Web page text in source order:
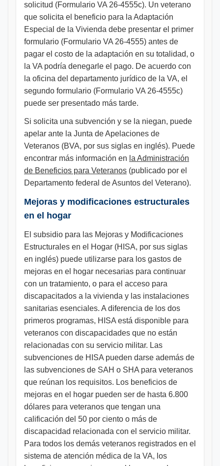
solicitud (Formulario VA 26-4555c). Un veterano
que solicita el beneficio para la Adaptación
Especial de la Vivienda debe presentar el primer
formulario (Formulario VA 26-4555) antes de
pagar el costo de la adaptación en su totalidad, o
la VA podría denegarle el pago. De acuerdo con
la oficina del departamento jurídico de la VA, el
segundo formulario (Formulario VA 26-4555c)
puede ser presentado más tarde.
Si solicita una subvención y se la niegan, puede
apelar ante la Junta de Apelaciones de
Veteranos (BVA, por sus siglas en inglés). Puede
encontrar más información en la Administración
de Beneficios para Veteranos (publicado por el
Departamento federal de Asuntos del Veterano).
Mejoras y modificaciones estructurales
en el hogar
El subsidio para las Mejoras y Modificaciones
Estructurales en el Hogar (HISA, por sus siglas
en inglés) puede utilizarse para los gastos de
mejoras en el hogar necesarias para continuar
con un tratamiento, o para el acceso para
discapacitados a la vivienda y las instalaciones
sanitarias esenciales. A diferencia de los dos
primeros programas, HISA está disponible para
veteranos con discapacidades que no están
relacionadas con su servicio militar. Las
subvenciones de HISA pueden darse además de
las subvenciones de SAH o SHA para veteranos
que reúnan los requisitos. Los beneficios de
mejoras en el hogar pueden ser de hasta 6.800
dólares para veteranos que tengan una
calificación del 50 por ciento o más de
discapacidad relacionada con el servicio militar.
Para todos los demás veteranos registrados en el
sistema de atención médica de la VA, los